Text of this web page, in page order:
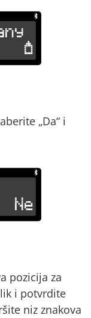
„Da“ i
pozicija za
i potvrdite
niz znakova